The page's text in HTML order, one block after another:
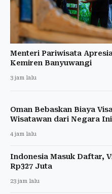
Menteri Pariwisata
Kemiren Banyuwangi
3 jam lalu
Oman Bebaskan Biaya
Wisatawan dari Negara Ini
4 jam lalu
Indonesia Masuk Daftar,
Rp327 Juta
23 jam lalu